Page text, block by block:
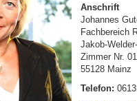
Anschrift
Johannes
Fachbereich
Jakob-
Zimmer Nr.
55128 Mainz
Telefon: